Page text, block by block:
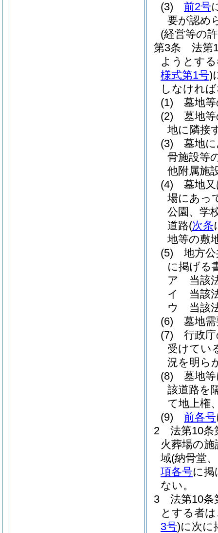
(3)
前2号
要が認め
(経営等の
第3条
法第
ようとす
様式第1号)
しなけれ
(1)
墓地
(2)
墓地
地に隣接
(3)
墓地
骨施設等
他附属施
(4)
墓地
場にあっ
公園、学
道路(次条
地等の敷
(5)
地方
に掲げる
ア
当該
イ
当該
ウ
当該
(6)
墓地
(7)
行政
受けてい
況を明ら
(8)
墓地
該道路を
て地上権
(9)
前各号
2
法第10
火葬場の
域(納骨堂
項各号に
ない。
3
法第10
とする者
3号)に次に